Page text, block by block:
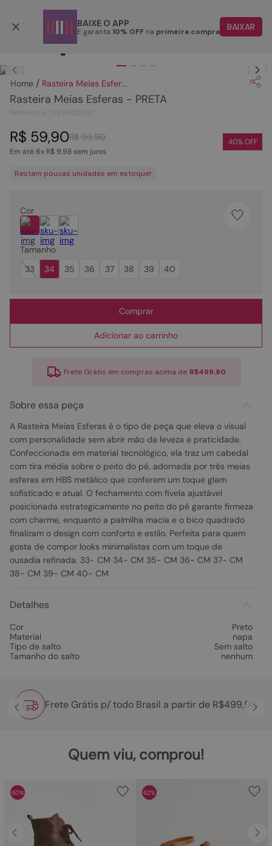
BAIXE O APP
E garanta 10% OFF na primeira compra BAIXAR
Rasteira Meias Esferas - PRETA
Rasteira Meias Esferas - PRETA
R$ 99,90
R$ 59,90
Em até6x R$ 9,98sem juros
40% OFF
Restam poucas unidades em estoque!
Cor
Tamanho
33
34 35 36 37 38 39 40
Comprar
Adicionar ao carrinho
Frete Grátis em compras acima de R$499,90
Sobre essa peça
A Rasteira Meias Esferas é o tipo de peça que eleva o visual
com personalidade sem abrir mão da leveza e praticidade.
Confeccionada em material tecnológico, ela traz um cabedal
com tira média sobre o peito do pé, adornada por três meias
esferas em HBS metálico que conferem um toque glam
sofisticado e atual. O fechamento com fivela ajustável
posicionada estrategicamente no peito do pé garante firmeza
com charme, enquanto a palmilha macia e o bico quadrado
finalizam o design com conforto e estilo. Perfeita para quem
gosta de compor looks minimalistas com um toque de
ousadia refinada. 33- CM 34- CM 35- CM 36- CM 37- CM
38- CM 39- CM 40- CM
Detalhes
Cor
Preto
Material
napa
Tipo de salto
Sem salto
Tamanho do salto
nenhum
Frete Grátis p/ todo Brasil a partir de R$499,90
Quem viu, comprou!
60% 62%
1º
2º
rasteira
4º
bota
5º
sandalia
6º
tamanco
sapatilha
couro
10º scarpin